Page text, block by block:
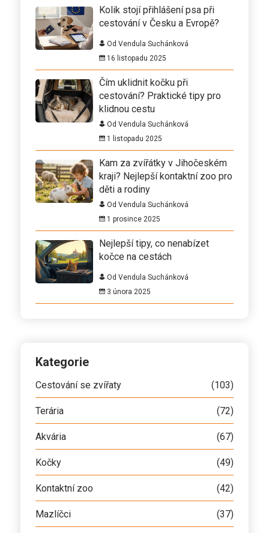
Kolik stojí přihlášení psa při
cestování v Česku a Evropě?
Od Vendula Suchánková
16 listopadu 2025
Čím uklidnit kočku při
cestování? Praktické tipy pro
klidnou cestu
Od Vendula Suchánková
1 listopadu 2025
Kam za zvířátky v Jihočeském
kraji? Nejlepší kontaktní zoo pro
děti a rodiny
Od Vendula Suchánková
1 prosince 2025
Nejlepší tipy, co nenabízet
kočce na cestách
Od Vendula Suchánková
3 února 2025
Kategorie
Cestování se zvířaty (103)
Terária (72)
Akvária (67)
Kočky (49)
Kontaktní zoo (42)
Mazlíčci (37)